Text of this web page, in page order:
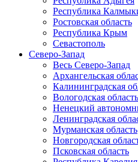
Республика
Ростовская область
Республика Крым
Севастополь
Северо-Запад
Весь Северо-Запад
Архангельская
Калининградская
Вологодская область
Ненецкий
Ленинградская
Мурманская область
Новгородская
Псковская область